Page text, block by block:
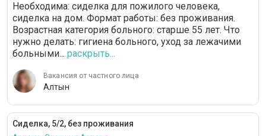
Необходима: сиделка для пожилого человека,
сиделка на дом. Формат работы: без проживания.
Возрастная категория больного: cтарше 55 лет. Что
нужно делать: гигиена больного, уход за лежачими
больными... раскрыть...
Вакансия от частного лица
Алтын
Сиделка, 5/2, без проживания